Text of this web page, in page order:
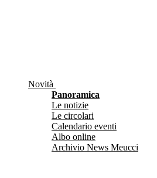
Novità
Panoramica
Le notizie
Le circolari
Calendario eventi
Albo online
Archivio News Meucci